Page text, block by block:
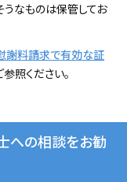
うなものは保管してお
謝料請求で有効な証
参照ください。
への相談をお勧